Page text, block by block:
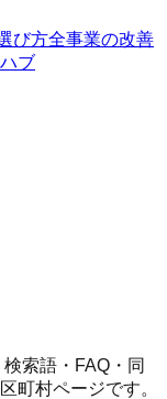
び方全事業の改善
ブ
索語・FAQ・同
町村ページです。